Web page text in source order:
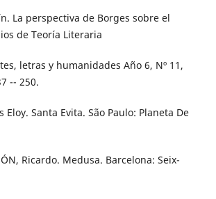
La perspectiva de Borges sobre el
de Teoría Literaria
letras y humanidades Año 6, Nº 11,
-- 250.
Eloy. Santa Evita. São Paulo: Planeta De
Ricardo. Medusa. Barcelona: Seix-